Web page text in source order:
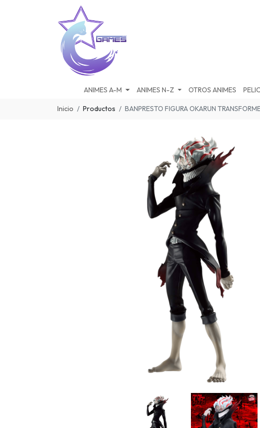
ANIMES A-M ANIMES N-Z OTROS ANIMES
Inicio Productos BANPRESTO FIGURA OKARUN